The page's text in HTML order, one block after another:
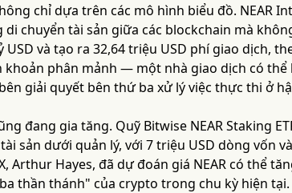
chỉ dựa trên các mô hình biểu đồ. NEAR
chuyển tài sản giữa các blockchain mà
USD và tạo ra 32,64 triệu USD phí giao dịch,
phân mảnh — một nhà giao dịch có thể
giải quyết bên thứ ba xử lý việc thực thi ở
đang gia tăng. Quỹ Bitwise NEAR Staking
sản dưới quản lý, với 7 triệu USD dòng vốn
Arthur Hayes, đã dự đoán giá NEAR có thể
ba thần thánh" của crypto trong chu kỳ hiện tại.